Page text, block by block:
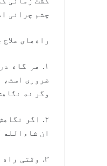
چشم چرانی
راه‌های
۱. هر گاه
ضروری است،
وگر نه
۲. اگر
ان
۳. وقتی